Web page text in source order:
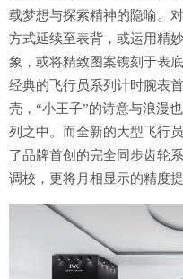
载梦想与探索精神的隐喻。
方式延续至表背，或运用精
象，或将精致图案镌刻于表
经典的飞行员系列计时腕表
壳，“小王子”的诗意与浪漫
列之中。而全新的大型飞行
了品牌首创的完全同步齿轮
调校，更将月相显示的精度